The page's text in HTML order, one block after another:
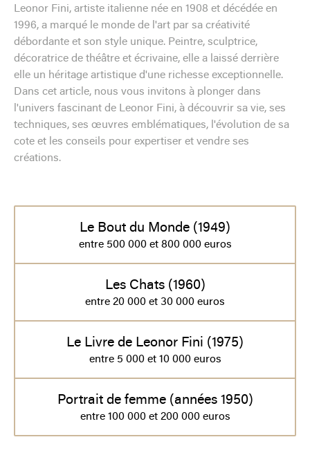
Leonor Fini, artiste italienne née en 1908 et décédée en
1996, a marqué le monde de l'art par sa créativité
débordante et son style unique. Peintre, sculptrice,
décoratrice de théâtre et écrivaine, elle a laissé derrière
elle un héritage artistique d'une richesse exceptionnelle.
Dans cet article, nous vous invitons à plonger dans
l'univers fascinant de Leonor Fini, à découvrir sa vie, ses
techniques, ses œuvres emblématiques, l'évolution de sa
cote et les conseils pour expertiser et vendre ses
créations.
Le Bout du Monde (1949)
entre 500 000 et 800 000 euros
Les Chats (1960)
entre 20 000 et 30 000 euros
Le Livre de Leonor Fini (1975)
entre 5 000 et 10 000 euros
Portrait de femme (années 1950)
entre 100 000 et 200 000 euros